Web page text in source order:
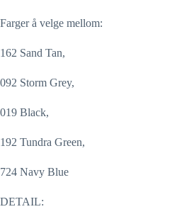
Farger å velge mellom:
162 Sand Tan,
092 Storm Grey,
019 Black,
192 Tundra Green,
724 Navy Blue
DETAIL: